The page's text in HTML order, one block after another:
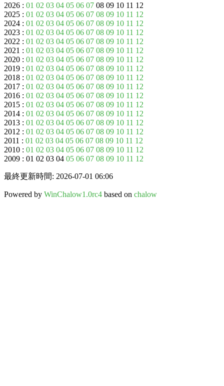
2026 : 01 02 03 04 05 06 07 08 09 10 11 12
2025 : 01 02 03 04 05 06 07 08 09 10 11 12
2024 : 01 02 03 04 05 06 07 08 09 10 11 12
2023 : 01 02 03 04 05 06 07 08 09 10 11 12
2022 : 01 02 03 04 05 06 07 08 09 10 11 12
2021 : 01 02 03 04 05 06 07 08 09 10 11 12
2020 : 01 02 03 04 05 06 07 08 09 10 11 12
2019 : 01 02 03 04 05 06 07 08 09 10 11 12
2018 : 01 02 03 04 05 06 07 08 09 10 11 12
2017 : 01 02 03 04 05 06 07 08 09 10 11 12
2016 : 01 02 03 04 05 06 07 08 09 10 11 12
2015 : 01 02 03 04 05 06 07 08 09 10 11 12
2014 : 01 02 03 04 05 06 07 08 09 10 11 12
2013 : 01 02 03 04 05 06 07 08 09 10 11 12
2012 : 01 02 03 04 05 06 07 08 09 10 11 12
2011 : 01 02 03 04 05 06 07 08 09 10 11 12
2010 : 01 02 03 04 05 06 07 08 09 10 11 12
2009 : 01 02 03 04 05 06 07 08 09 10 11 12
最終更新時間: 2026-07-01 06:06
Powered by WinChalow1.0rc4 based on chalow